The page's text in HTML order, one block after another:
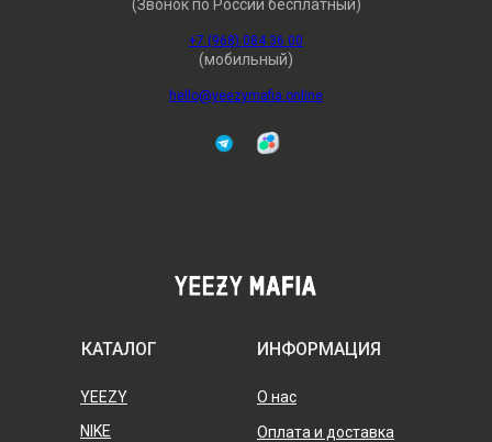
(Звонок по России бесплатный)
+7 (968) 084 36 00
(мобильный)
hello@yeezymafia.online
КАТАЛОГ ИНФОРМАЦИЯ
YEEZY
О нас
Оплата и доставка
NIKE